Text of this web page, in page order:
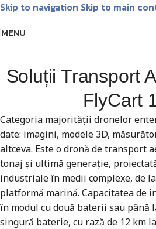
Skip to navigation Skip to main
MENU
Soluții Transport
FlyCart
Categoria majorității dronelor
date: imagini, modele 3D,
altceva. Este o dronă de transport
tonaj și ultimă generație,
industriale în medii complexe, de
platformă marină. Capacitatea de
în modul cu două baterii sau până
singură baterie, cu rază de 12 km